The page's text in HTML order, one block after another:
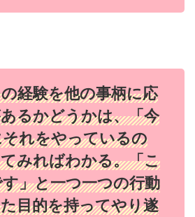
経験を他の事柄に応
るかどうかは、「今
れをやっているの
みればわかる。「こ
」と一つ一つの行動
目的を持ってやり遂